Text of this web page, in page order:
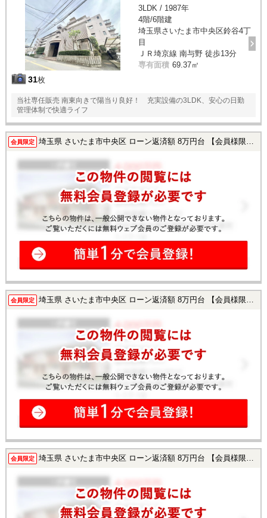
31枚
3LDK / 1987年
4階/6階建
埼玉県さいたま市中央区鈴谷4丁
目
ＪＲ埼京線 南与野 徒歩13分
専有面積 69.37㎡
当社専任販売 南東向きで陽当り良好！ 充実設備の3LDK、安心の日勤
管理体制で快適ライフ
会員限定 埼玉県 さいたま市中央区 ローン返済額 8万円台 【会員様限定で公開中！】
会員限定 埼玉県 さいたま市中央区 ローン返済額 8万円台 【会員様限定で公開中！】
会員限定 埼玉県 さいたま市中央区 ローン返済額 8万円台 【会員様限定で公開中！】